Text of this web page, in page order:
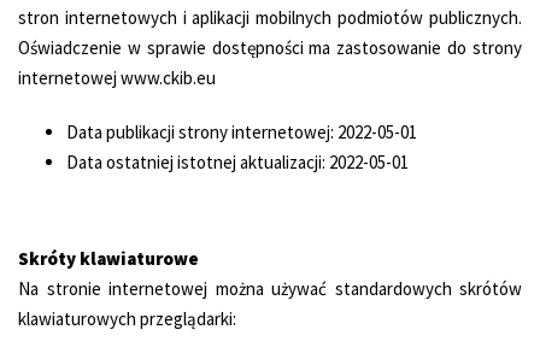
stron internetowych i aplikacji mobilnych podmiotów publicznych.
Oświadczenie w sprawie dostępności ma zastosowanie do strony
internetowej www.ckib.eu
Data publikacji strony internetowej: 2022-05-01
Data ostatniej istotnej aktualizacji: 2022-05-01
Skróty klawiaturowe
Na stronie internetowej można używać standardowych skrótów
klawiaturowych przeglądarki: